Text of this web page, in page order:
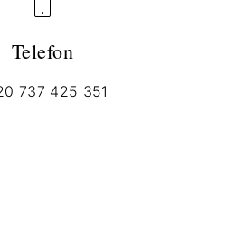
Telefon
737 425 351